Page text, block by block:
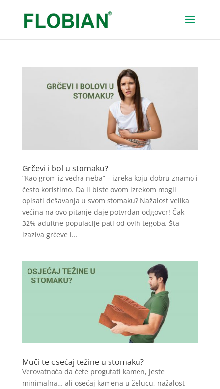
Grčevi i bol u stomaku?
“Kao grom iz vedra neba” – izreka koju dobru znamo i
često koristimo. Da li biste ovom izrekom mogli
opisati dešavanja u svom stomaku? Nažalost velika
većina na ovo pitanje daje potvrdan odgovor! Čak
32% adultne populacije pati od ovih tegoba. Šta
izaziva grčeve i...
Muči te osećaj težine u stomaku?
Verovatnoća da ćete progutati kamen, jeste
minimalna… ali osećaj kamena u želucu, nažalost